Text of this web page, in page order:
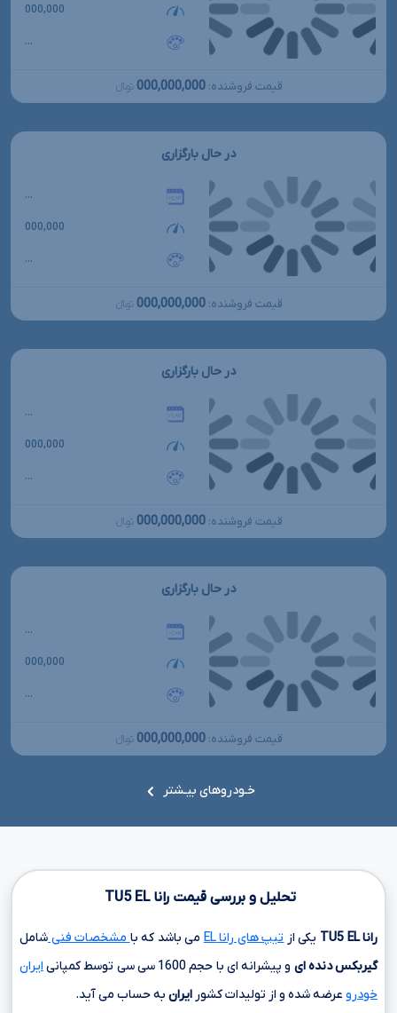
000,000
...
قیمت فروشنده: 000,000,000 تومانءءء
در حال بارگزاری
...
000,000
...
قیمت فروشنده: 000,000,000 تومانءءء
در حال بارگزاری
...
000,000
...
قیمت فروشنده: 000,000,000 تومانءءء
در حال بارگزاری
...
000,000
...
قیمت فروشنده: 000,000,000 تومانءءء
خـودروهای بیـشتر
تحلیل و بررسی قیمت راناEL
TU5
راناEL
TU5 یکی از تیپ های رانا EL می باشد که با مشخصات فنی شامل
گیربکس دنده ای و پیشرانه ای با حجم1600 سی سی توسط کمپانی ایران
خودرو عرضه شده و از تولیدات کشور ایران به حساب می آید.